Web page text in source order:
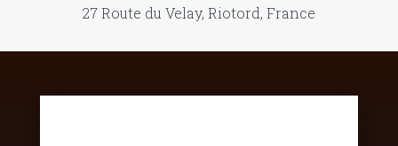
27 Route du Velay, Riotord, France